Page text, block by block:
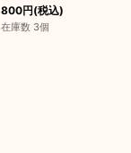
800円(税込)
在庫数 3個